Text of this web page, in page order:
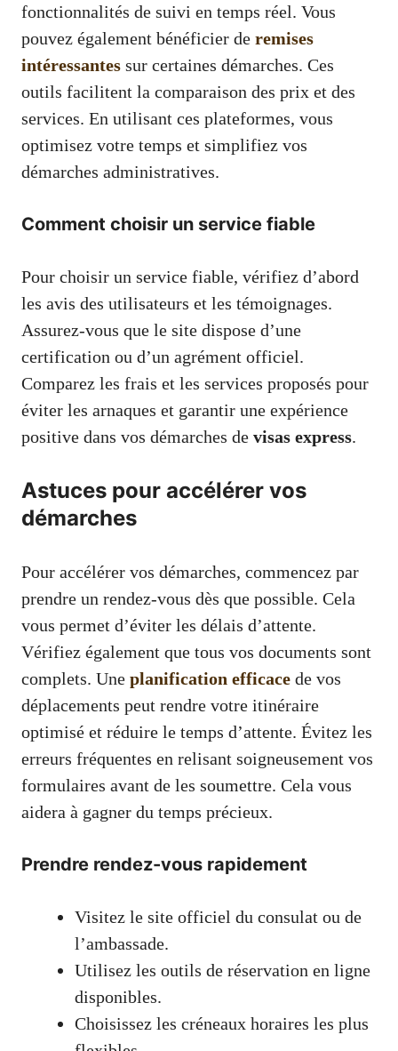
fonctionnalités de suivi en temps réel. Vous
pouvez également bénéficier de remises
intéressantes sur certaines démarches. Ces
outils facilitent la comparaison des prix et des
services. En utilisant ces plateformes, vous
optimisez votre temps et simplifiez vos
démarches administratives.
Comment choisir un service fiable
Pour choisir un service fiable, vérifiez d’abord
les avis des utilisateurs et les témoignages.
Assurez-vous que le site dispose d’une
certification ou d’un agrément officiel.
Comparez les frais et les services proposés pour
éviter les arnaques et garantir une expérience
positive dans vos démarches de visas express.
Astuces pour accélérer vos
démarches
Pour accélérer vos démarches, commencez par
prendre un rendez-vous dès que possible. Cela
vous permet d’éviter les délais d’attente.
Vérifiez également que tous vos documents sont
complets. Une planification efficace de vos
déplacements peut rendre votre itinéraire
optimisé et réduire le temps d’attente. Évitez les
erreurs fréquentes en relisant soigneusement vos
formulaires avant de les soumettre. Cela vous
aidera à gagner du temps précieux.
Prendre rendez-vous rapidement
Visitez le site officiel du consulat ou de
l’ambassade.
Utilisez les outils de réservation en ligne
disponibles.
Choisissez les créneaux horaires les plus